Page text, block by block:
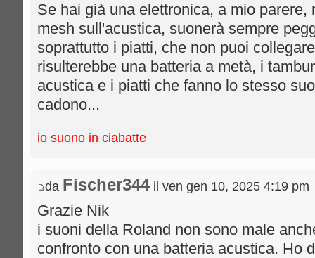
Se hai già una elettronica, a mio parere,
mesh sull'acustica, suonerà sempre
soprattutto i piatti, che non puoi
risulterebbe una batteria a metà, i
acustica e i piatti che fanno lo stesso
cadono...
io suono in ciabatte
da Fischer344il ven gen 10, 2025 4:19 pm
Grazie Nik
i suoni della Roland non sono male
confronto con una batteria acustica. Ho